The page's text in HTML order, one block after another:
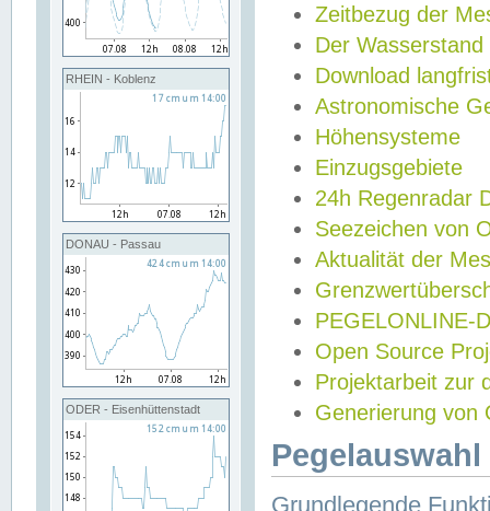
RHEIN - Koblenz
DONAU - Passau
ODER - Eisenhüttenstadt
Zeitbezug der
Der Wasserstand
Download
Astronomische
Höhensysteme
Einzugsgebiete
24h Regenradar
Seezeichen von
Aktualität der
PEGELONLINE-
Open Source
Projektarbeit zur
Generierung von
Grundlegende